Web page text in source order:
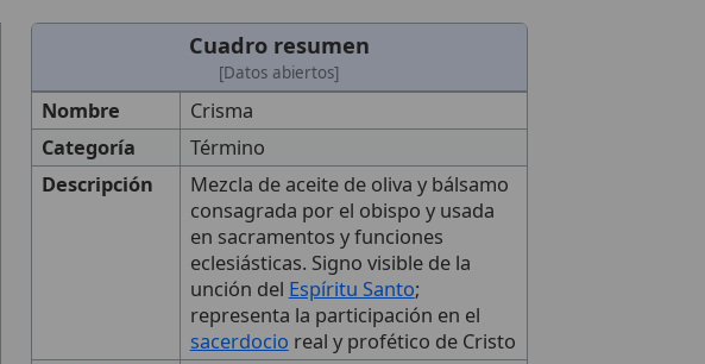
Cuadro resumen
[Datos abiertos]
Nombre
Crisma
Categoría
Término
Descripción
Mezcla de aceite de oliva y bálsamo
consagrada por el obispo y usada
en sacramentos y funciones
eclesiásticas. Signo visible de la
unción del Espíritu Santo;
representa la participación en el
sacerdocio real y profético de Cristo